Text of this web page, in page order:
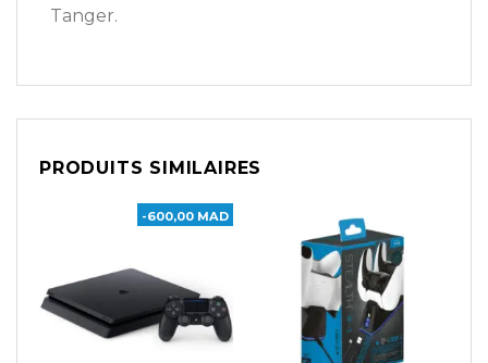
Tanger.
PRODUITS SIMILAIRES
-600,00 MAD